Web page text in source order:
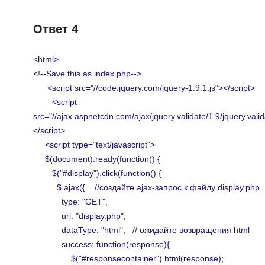
Ответ 4
<html>
<!--Save this as index.php-->
<script src="//code.jquery.com/jquery-1.9.1.js"></script>
<script
src="//ajax.aspnetcdn.com/ajax/jquery.validate/1.9/
</script>
<script type="text/javascript">
$(document).ready(function() {
$("#display").click(function() {
$.ajax({ //создайте ajax-запрос к файлу display.php
type: "GET",
url: "display.php",
dataType: "html", // ожидайте возвращения
success: function(response){
$("#responsecontainer").html(response);